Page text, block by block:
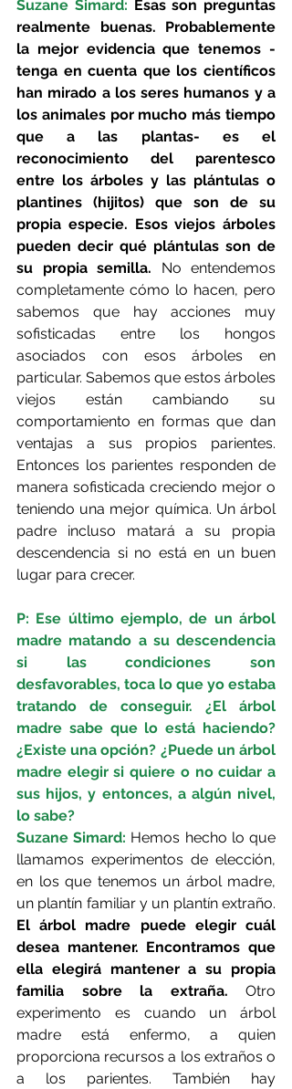
Suzane Simard: Esas son preguntas
realmente buenas. Probablemente
la mejor evidencia que tenemos -
tenga en cuenta que los científicos
han mirado a los seres humanos y a
los animales por mucho más tiempo
que a las plantas- es el
reconocimiento del parentesco
entre los árboles y las plántulas o
plantines (hijitos) que son de su
propia especie. Esos viejos árboles
pueden decir qué plántulas son de
su propia semilla. No entendemos
completamente cómo lo hacen, pero
sabemos que hay acciones muy
sofisticadas entre los hongos
asociados con esos árboles en
particular. Sabemos que estos árboles
viejos están cambiando su
comportamiento en formas que dan
ventajas a sus propios parientes.
Entonces los parientes responden de
manera sofisticada creciendo mejor o
teniendo una mejor química. Un árbol
padre incluso matará a su propia
descendencia si no está en un buen
lugar para crecer.
P: Ese último ejemplo, de un árbol
madre matando a su descendencia
si las condiciones son
desfavorables, toca lo que yo estaba
tratando de conseguir. ¿El árbol
madre sabe que lo está haciendo?
¿Existe una opción? ¿Puede un árbol
madre elegir si quiere o no cuidar a
sus hijos, y entonces, a algún nivel,
lo sabe?
Suzane Simard: Hemos hecho lo que
llamamos experimentos de elección,
en los que tenemos un árbol madre,
El árbol madre puede elegir cuál
desea mantener. Encontramos que
ella elegirá mantener a su propia
familia sobre la extraña. Otro
experimento es cuando un árbol
madre está enfermo, a quien
proporciona recursos a los extraños o
a los parientes. También hay